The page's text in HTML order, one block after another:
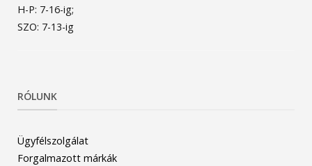
H-P: 7-16-ig;
SZO: 7-13-ig
RÓLUNK
Ügyfélszolgálat
Forgalmazott márkák